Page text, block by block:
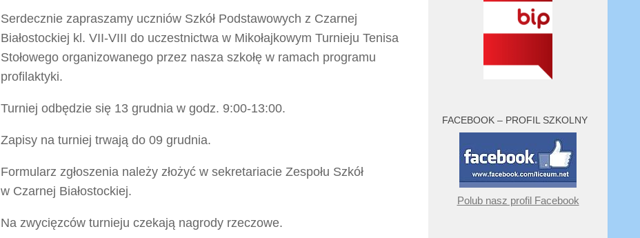
Serdecznie zapraszamy uczniów Szkół Podstawowych z Czarnej
Białostockiej kl. VII-VIII do uczestnictwa w Mikołajkowym Turnieju Tenisa
Stołowego organizowanego przez nasza szkołę w ramach programu
profilaktyki.
Turniej odbędzie się 13 grudnia w godz. 9:00-13:00.
Zapisy na turniej trwają do 09 grudnia.
Formularz zgłoszenia należy złożyć w sekretariacie Zespołu Szkół
w Czarnej Białostockiej.
Na zwycięzców turnieju czekają nagrody rzeczowe.
FACEBOOK – PROFIL SZKOLNY
Polub nasz profil Facebook